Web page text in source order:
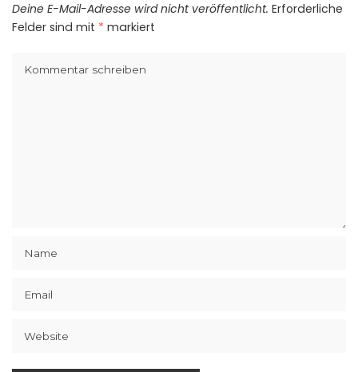
Deine E-Mail-Adresse wird nicht veröffentlicht. Erforderliche
Felder sind mit * markiert